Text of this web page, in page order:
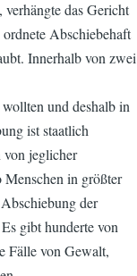
das Gericht
Abschiebehaft
Innerhalb von zwei
und deshalb in
ist staatlich
von jeglicher
in größter
der
gibt hunderte von
Fälle von Gewalt,